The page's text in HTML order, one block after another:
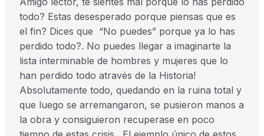
todo? Estas desesperado porque piensas que es
el fin? Dices que “No puedes” porque ya lo has
perdido todo?. No puedes llegar a imaginarte la
lista interminable de hombres y mujeres que lo
han perdido todo através de la Historia!
Absolutamente todo, quedando en la ruina total y
que luego se arremangaron, se pusieron manos a
la obra y consiguieron recuperase en poco